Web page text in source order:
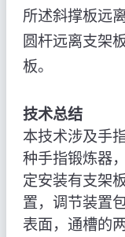
所述斜撑板远
圆杆远离支架
板。
技术总结
本技术涉及手
种手指锻炼器
定安装有支架
置，调节装置
表面，通槽的